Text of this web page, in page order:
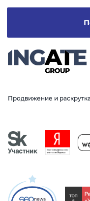
Продвижение и